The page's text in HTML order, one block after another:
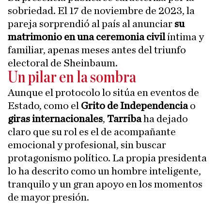
sobriedad. El 17 de noviembre de 2023, la
pareja sorprendió al país al anunciar su
matrimonio en una ceremonia civilíntima y
familiar, apenas meses antes del triunfo
electoral de Sheinbaum.
Un pilar en la sombra
Aunque el protocolo lo sitúa en eventos de
Estado, como el Grito de Independenciao
giras internacionales, Tarribaha dejado
claro que su rol es el de acompañante
emocional y profesional, sin buscar
protagonismo político. La propia presidenta
lo ha descrito como un hombre inteligente,
tranquilo y un gran apoyo en los momentos
de mayor presión.